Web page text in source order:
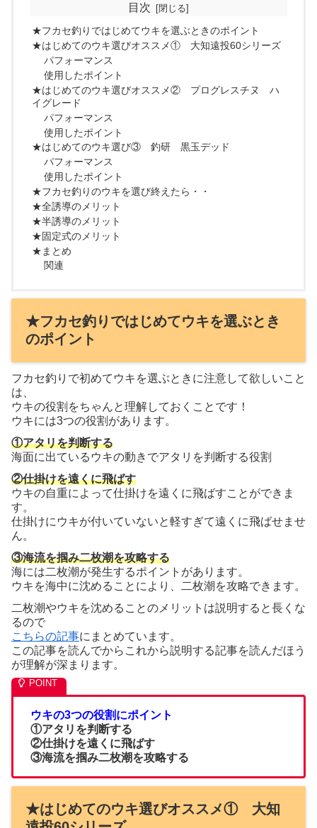
目次
★フカセ釣りではじめてウキを選ぶときのポイント
★はじめてのウキ選びオススメ① 大知遠投60シリーズ
パフォーマンス
使用したポイント
★はじめてのウキ選びオススメ② プログレスチヌ ハ
イグレード
パフォーマンス
使用したポイント
★はじめてのウキ選び③ 釣研 黒玉デッド
パフォーマンス
使用したポイント
★フカセ釣りのウキを選び終えたら・・
★全誘導のメリット
★半誘導のメリット
★固定式のメリット
★まとめ
関連
★フカセ釣りではじめてウキを選ぶとき
のポイント
フカセ釣りで初めてウキを選ぶときに注意して欲しいこと
は、
ウキの役割をちゃんと理解しておくことです！
ウキには3つの役割があります。
①アタリを判断する
海面に出ているウキの動きでアタリを判断する役割
②仕掛けを遠くに飛ばす
ウキの自重によって仕掛けを遠くに飛ばすことができま
す。
仕掛けにウキが付いていないと軽すぎて遠くに飛ばせませ
ん。
③海流を掴み二枚潮を攻略する
海には二枚潮が発生するポイントがあります。
ウキを海中に沈めることにより、二枚潮を攻略できます。
二枚潮やウキを沈めることのメリットは説明すると長くな
るので
こちらの記事にまとめています。
この記事を読んでからこれから説明する記事を読んだほう
が理解が深まります。
ウキの3つの役割にポイント
①アタリを判断する
②仕掛けを遠くに飛ばす
③海流を掴み二枚潮を攻略する
★はじめてのウキ選びオススメ① 大知